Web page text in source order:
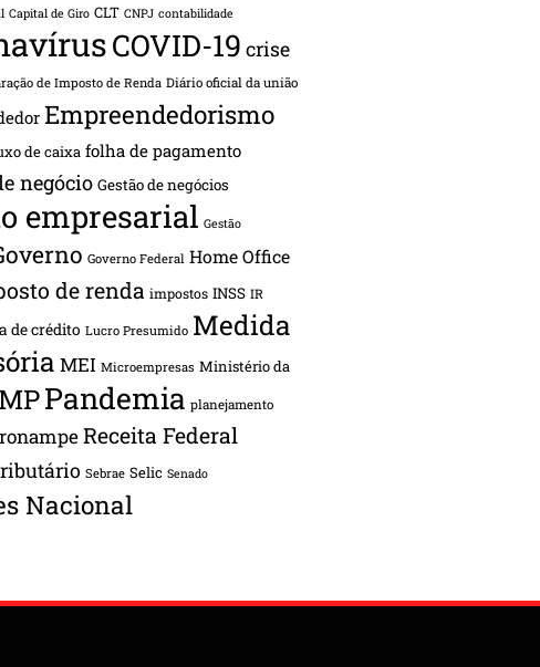
Capital de Giro CLT CNPJ contabilidade
COVID-19 crise
de Imposto de Renda Diário oficial da união
Empreendedorismo
de caixa folha de pagamento
negócio Gestão de negócios
empresarial Gestão
Governo Federal Home Office
de renda impostos INSS IR
de crédito Lucro Presumido Medida
MEI Microempresas Ministério da
MPPandemia planejamento
Receita Federal
Sebrae Selic Senado
Nacional